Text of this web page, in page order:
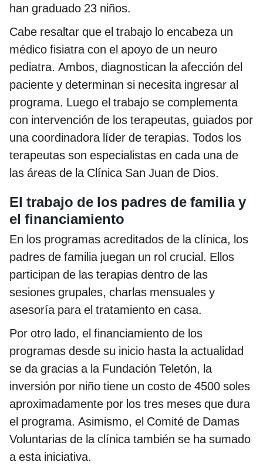
han graduado 23 niños.
Cabe resaltar que el trabajo lo encabeza un
médico fisiatra con el apoyo de un neuro
pediatra. Ambos, diagnostican la afección del
paciente y determinan si necesita ingresar al
programa. Luego el trabajo se complementa
con intervención de los terapeutas, guiados por
una coordinadora líder de terapias. Todos los
terapeutas son especialistas en cada una de
las áreas de la Clínica San Juan de Dios.
El trabajo de los padres de familia y
el financiamiento
En los programas acreditados de la clínica, los
padres de familia juegan un rol crucial. Ellos
participan de las terapias dentro de las
sesiones grupales, charlas mensuales y
asesoría para el tratamiento en casa.
Por otro lado, el financiamiento de los
programas desde su inicio hasta la actualidad
se da gracias a la Fundación Teletón, la
inversión por niño tiene un costo de 4500 soles
aproximadamente por los tres meses que dura
el programa. Asimismo, el Comité de Damas
Voluntarias de la clínica también se ha sumado
a esta iniciativa.